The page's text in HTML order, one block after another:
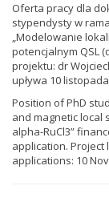
Oferta pracy dla
stypendysty w
„Modelowanie
potencjalnym QSL
projektu: dr
upływa 10
Position of PhD
and magnetic local
alpha-RuCl3”
application. Project
applications: 10